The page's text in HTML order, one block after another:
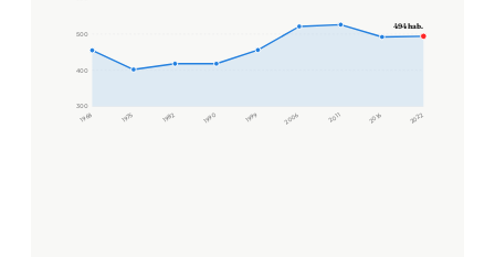
300
400
500
1968 1975 1982 1990 1999 2006 2011 2016 2022
494 hab.